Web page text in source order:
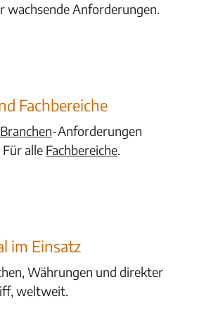
wachsende Anforderungen.
Fachbereiche
Branchen-Anforderungen
alle Fachbereiche.
im Einsatz
Währungen und direkter
weltweit.